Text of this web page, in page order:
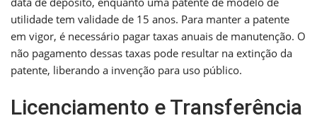
utilidade tem validade de 15 anos. Para manter a patente
em vigor, é necessário pagar taxas anuais de manutenção. O
não pagamento dessas taxas pode resultar na extinção da
patente, liberando a invenção para uso público.
Licenciamento e Transferência